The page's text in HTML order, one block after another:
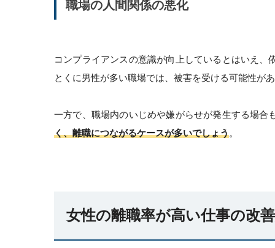
職場の人間関係の悪化
コンプライアンスの意識が向上しているとはいえ
とくに男性が多い職場では、被害を受ける可能性が
一方で、職場内のいじめや嫌がらせが発生する場合
く、離職につながるケースが多いでしょう。
女性の離職率が高い仕事の改